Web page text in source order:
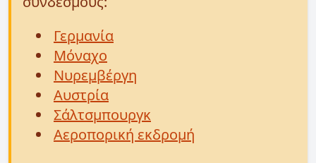
Γερμανία
Μόναχο
Νυρεμβέργη
Αυστρία
Σάλτσμπουργκ
Αεροπορική εκδρομή